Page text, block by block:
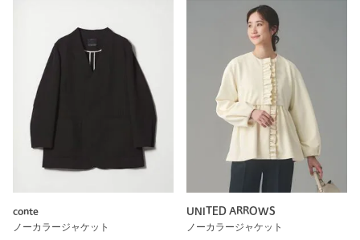
conte
ノーカラージャケット
UNITED ARROWS
ノーカラージャケット